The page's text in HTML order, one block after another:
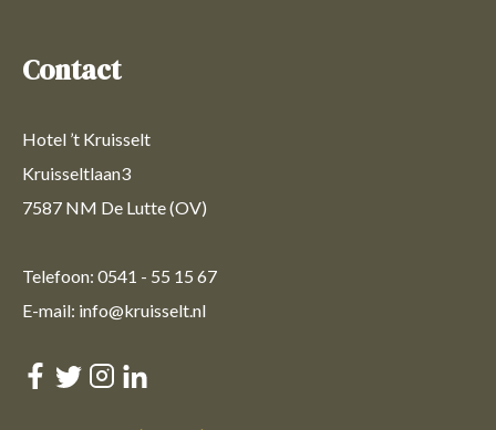
Contact
Hotel ’t Kruisselt
Kruisseltlaan3
7587 NM De Lutte (OV)
Telefoon: 0541 - 55 15 67
E-mail: info@kruisselt.nl